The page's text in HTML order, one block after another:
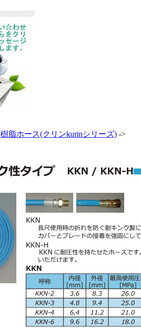
樹脂ホース(クリンkurinシリーズ) ->